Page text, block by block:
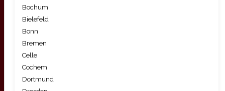
Bochum
Bielefeld
Bonn
Bremen
Celle
Cochem
Dortmund